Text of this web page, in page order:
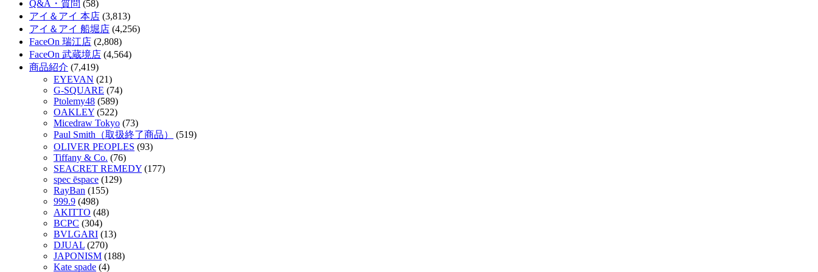
Q&A・質問 (58)
アイ＆アイ 本店 (3,813)
アイ＆アイ 船堀店 (4,256)
FaceOn 瑞江店 (2,808)
FaceOn 武蔵境店 (4,564)
商品紹介 (7,419)
EYEVAN (21)
G-SQUARE (74)
Ptolemy48 (589)
OAKLEY (522)
Micedraw Tokyo (73)
Paul Smith（取扱終了商品）
(519)
OLIVER PEOPLES (93)
Tiffany & Co. (76)
SEACRET REMEDY (177)
spec ēspace (129)
RayBan (155)
999.9 (498)
AKITTO (48)
BCPC (304)
BVLGARI (13)
DJUAL (270)
JAPONISM (188)
Kate spade (4)